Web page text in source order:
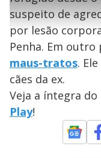
e
g
u
n
d
o
s
M
u
suspeito de
por lesão
Penha. Em
maus-tratos.
cães da ex.
Veja a íntegra do
Play!